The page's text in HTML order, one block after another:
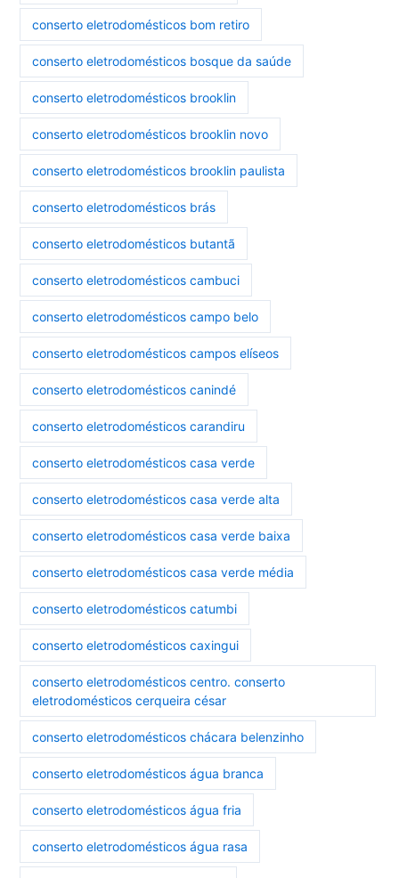
conserto eletrodomésticos bom retiro
conserto eletrodomésticos bosque da saúde
conserto eletrodomésticos brooklin
conserto eletrodomésticos brooklin novo
conserto eletrodomésticos brooklin paulista
conserto eletrodomésticos brás
conserto eletrodomésticos butantã
conserto eletrodomésticos cambuci
conserto eletrodomésticos campo belo
conserto eletrodomésticos campos elíseos
conserto eletrodomésticos canindé
conserto eletrodomésticos carandiru
conserto eletrodomésticos casa verde
conserto eletrodomésticos casa verde alta
conserto eletrodomésticos casa verde baixa
conserto eletrodomésticos casa verde média
conserto eletrodomésticos catumbi
conserto eletrodomésticos caxingui
conserto eletrodomésticos centro. conserto
eletrodomésticos cerqueira césar
conserto eletrodomésticos chácara belenzinho
conserto eletrodomésticos água branca
conserto eletrodomésticos água fria
conserto eletrodomésticos água rasa